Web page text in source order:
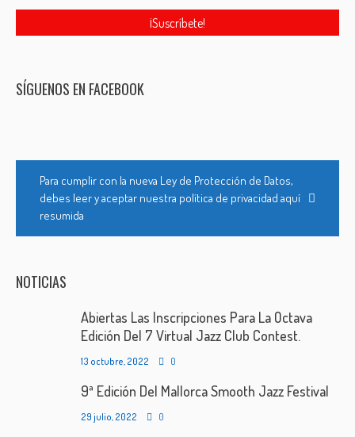
SÍGUENOS EN FACEBOOK
Para cumplir con la nueva Ley de Protección de Datos,
debes leer y aceptar nuestra política de privacidad aquí
resumida
NOTICIAS
Abiertas Las Inscripciones Para La Octava
Edición Del 7 Virtual Jazz Club Contest.
13 octubre, 2022 0
9ª Edición Del Mallorca Smooth Jazz Festival
29 julio, 2022 0